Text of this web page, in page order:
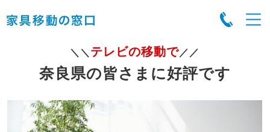
＼＼ テレビの移動で／／
奈良県の皆さまに好評です